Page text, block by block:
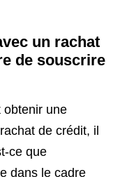
un rachat
de souscrire
obtenir une
de crédit, il
ce que
dans le cadre